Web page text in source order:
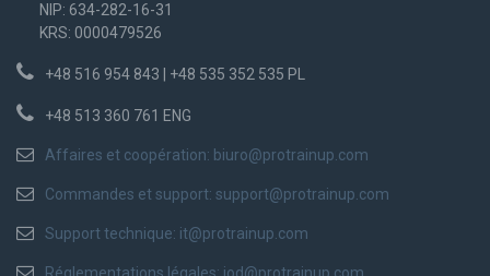
NIP: 634-282-16-31
KRS: 0000479526
+48 516 954 843 | +48 535 352 535 PL
+48 513 360 761 ENG
Affaires et coopération: biuro@protrainup.com
Commandes et support: support@protrainup.com
Support technique: it@protrainup.com